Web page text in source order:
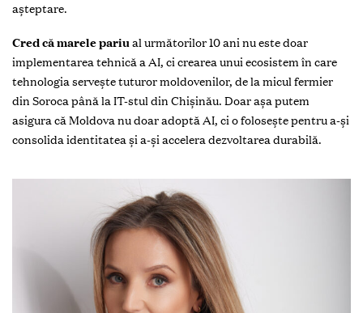
așteptare.
Cred că marele pariual următorilor 10 ani nu este doar
implementarea tehnică a AI, ci crearea unui ecosistem în care
tehnologia servește tuturor moldovenilor, de la micul fermier
din Soroca până la IT-stul din Chișinău. Doar așa putem
asigura că Moldova nu doar adoptă AI, ci o folosește pentru a-și
consolida identitatea și a-și accelera dezvoltarea durabilă.